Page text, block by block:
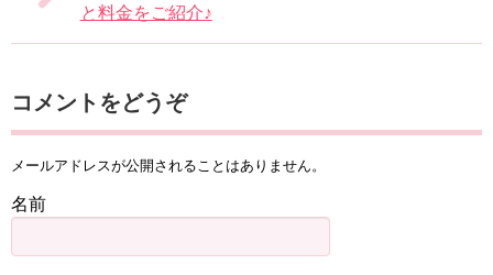
と料金をご紹介♪
コメントをどうぞ
メールアドレスが公開されることはありません。
名前